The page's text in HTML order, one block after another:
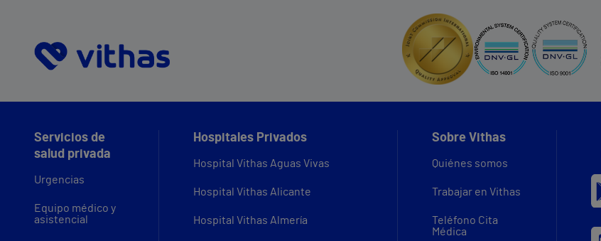
Servicios de
salud privada
Urgencias
Equipo médico y
asistencial
Hospitales Privados
Hospital Vithas Aguas Vivas
Hospital Vithas Alicante
Hospital Vithas Almería
Sobre Vithas
Quiénes somos
Trabajar en Vithas
Teléfono Cita
Médica